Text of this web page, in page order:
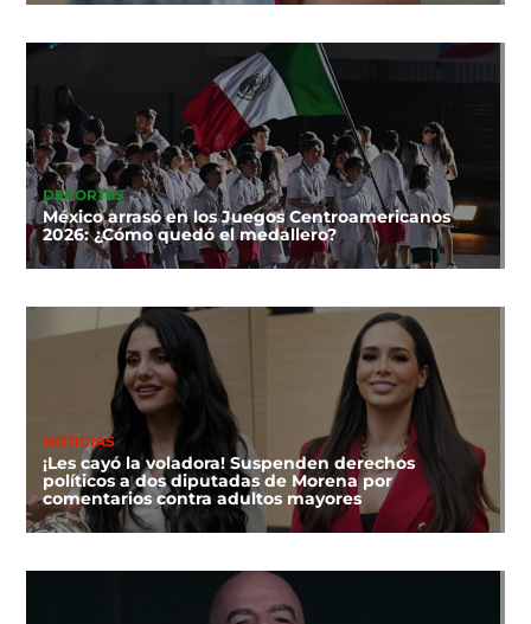
DEPORTES
México arrasó en los Juegos Centroamericanos
2026: ¿Cómo quedó el medallero?
NOTICIAS
¡Les cayó la voladora! Suspenden derechos
políticos a dos diputadas de Morena por
comentarios contra adultos mayores